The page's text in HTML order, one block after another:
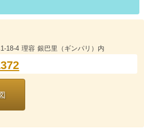
18-4 理容 銀巴里（ギンパリ）内